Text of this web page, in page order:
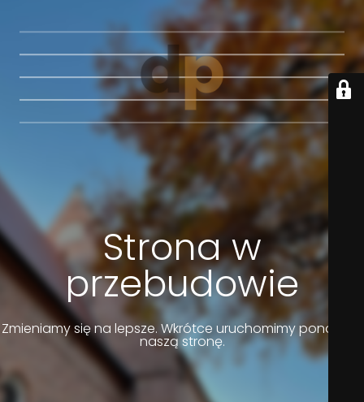
Strona w
przebudowie
Zmieniamy się na lepsze. Wkrótce uruchomimy ponownie
naszą stronę.